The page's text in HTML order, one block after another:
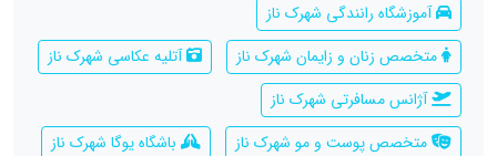
آموزشگاه رانندگی شهرک ناز
متخصص زنان و زایمان شهرک ناز
آتلیه عکاسی شهرک ناز
آژانس مسافرتی شهرک ناز
متخصص پوست و مو شهرک ناز
باشگاه یوگا شهرک ناز